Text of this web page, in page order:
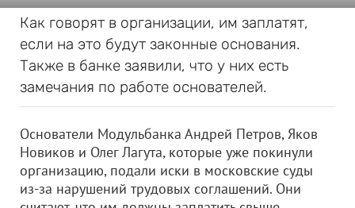
Как говорят в организации, им заплатят,
если на это будут законные основания.
Также в банке заявили, что у них есть
замечания по работе основателей.
Основатели Модульбанка Андрей Петров, Яков
Новиков и Олег Лагута, которые уже покинули
организацию, подали иски в московские суды
из-за нарушений трудовых соглашений. Они